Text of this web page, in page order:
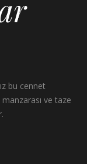
bu cennet
ve taze